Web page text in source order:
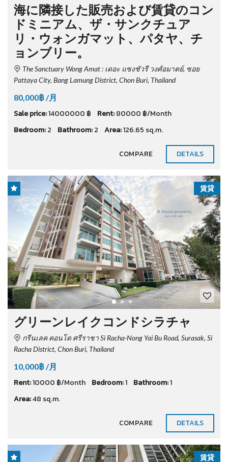
海に隣接した販売および賃貸のコン
ドミニアム、ザ・サンクチュア
リ・ウォンガマット、パタヤ、チ
ョンブリー。
The Sanctuary Wong Amat : เดอะ แซงชัวรี วงศ์อมาตย์, ซอย
Pattaya City, Bang Lamung District, Chon Buri, Thailand
80,000฿ /月
Sale price:14000000 ฿ Rent:80000 ฿/Month
Bedroom:2 Bathroom:2 Area:126.65 sq.m.
COMPARE DETAILS
賃貸
グリーンレイクコンドシラチャ
กรีนเลค คอนโด ศรีราชา Si Racha-Nong Yai Bu Road, Surasak, Si
Racha District, Chon Buri, Thailand
10,000฿ /月
Rent:10000 ฿/Month Bedroom:1 Bathroom:1
Area:48 sq.m.
COMPARE DETAILS
賃貸